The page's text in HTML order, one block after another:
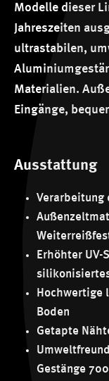
Modelle dieser
Jahreszeiten
ultrastabilen,
Materialien.
Eingänge,
Ausstattung
Verarbeitung
Erhöhter
Hochwertige
Boden
Getapte
Gestänge